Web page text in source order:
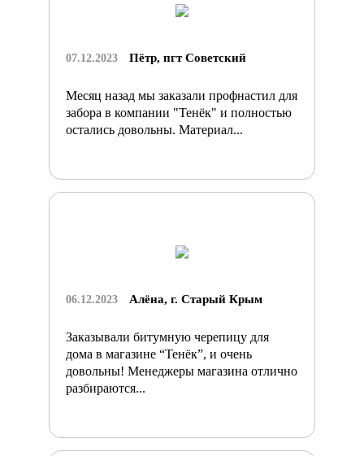
07.12.2023 Пётр, пгт Советский
Месяц назад мы заказали профнастил для
забора в компании "Тенёк" и полностью
остались довольны. Материал...
06.12.2023 Алёна, г. Старый Крым
Заказывали битумную черепицу для
дома в магазине “Тенёк”, и очень
довольны! Менеджеры магазина отлично
разбираются...